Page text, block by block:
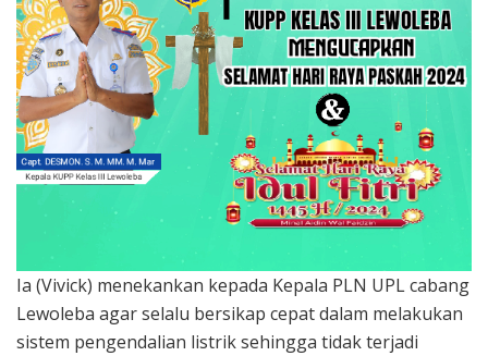
Ia (Vivick) menekankan kepada Kepala PLN UPL cabang
Lewoleba agar selalu bersikap cepat dalam melakukan
sistem pengendalian listrik sehingga tidak terjadi